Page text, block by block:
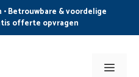
Betrouwbare & voordelige
offerte opvragen
Menu